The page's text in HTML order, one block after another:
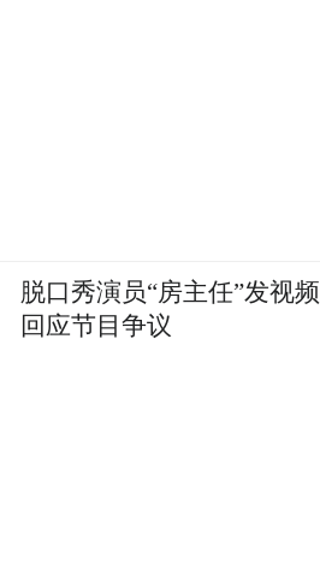
脱口秀演员“房主任”发视频
回应节目争议